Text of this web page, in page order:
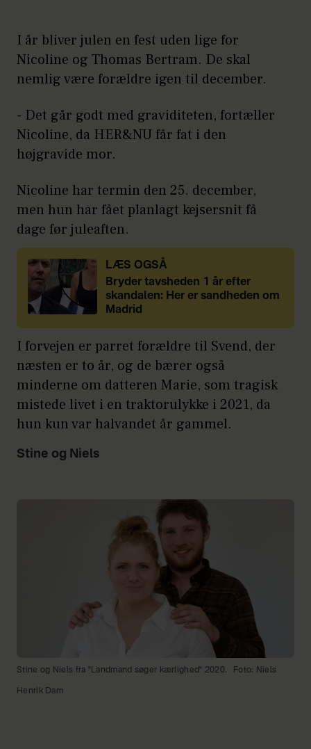
I år bliver julen en fest uden lige for
Nicoline og Thomas Bertram. De skal
nemlig være forældre igen til december.
- Det går godt med graviditeten, fortæller
Nicoline, da HER&NU får fat i den
højgravide mor.
Nicoline har termin den 25. december,
men hun har fået planlagt kejsersnit få
dage før juleaften.
LÆS OGSÅ
Bryder tavsheden 1 år efter
skandalen: Her er sandheden om
Madrid
I forvejen er parret forældre til Svend, der
næsten er to år, og de bærer også
minderne om datteren Marie, som tragisk
mistede livet i en traktorulykke i 2021, da
hun kun var halvandet år gammel.
Stine og Niels
Stine og Niels fra "Landmand søger kærlighed" 2020. Foto: Niels
Henrik Dam